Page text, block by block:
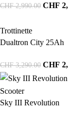
CHF2,990.00 CHF
Trottinette
Dualtron City 25Ah
CHF3,290.00 CHF
Scooter
Sky III Revolution